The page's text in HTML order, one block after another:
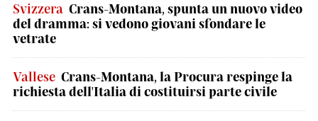
Svizzera Crans-Montana, spunta un nuovo video
del dramma: si vedono giovani sfondare le
vetrate
Vallese Crans-Montana, la Procura respinge la
richiesta dell'Italia di costituirsi parte civile